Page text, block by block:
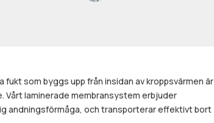
fukt som byggs upp från insidan av kroppsvärmen är
Vårt laminerade membransystem erbjuder
andningsförmåga, och transporterar effektivt bort